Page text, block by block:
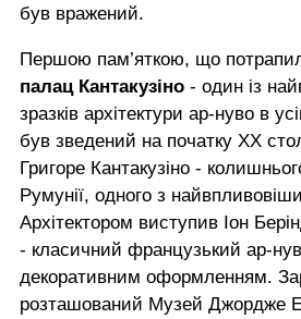
був вражений.
Першою пам’яткою, що
палац Кантакузіно - один із
зразків архітектури ар-нуво в
був зведений на початку ХХ
Григоре Кантакузіно -
Румунії, одного з
Архітектором виступив Іон
- класичний французький ар-
декоративним оформленням.
розташований Музей Джордже